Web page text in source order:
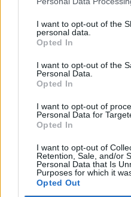
I want to opt-out of the
personal data.
Opted In
I want to opt-out of the
Personal Data.
Opted In
I want to opt-out of
Personal Data for
Opted In
I want to opt-out of
Retention, Sale, and/or
Personal Data that Is
Purposes for which it
Opted Out
O φρουρός της
πίστης
28.05.26
Κάθε καλοκαίρι δεν έρχονται
εκείνος που θα σου πει αν
αξίζεις».